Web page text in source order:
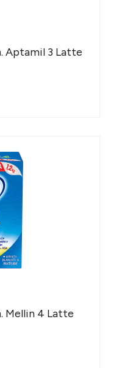
Aptamil 3 Latte
Mellin 4 Latte